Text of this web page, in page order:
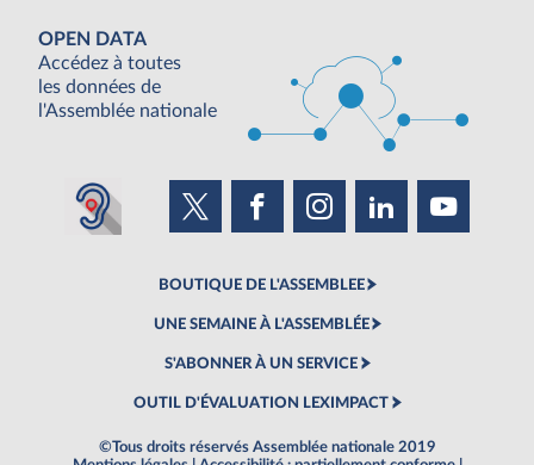
OPEN DATA
Accédez à toutes
les données de
l'Assemblée nationale
BOUTIQUE DE L'ASSEMBLEE
UNE SEMAINE À L'ASSEMBLÉE
S'ABONNER À UN SERVICE
OUTIL D'ÉVALUATION LEXIMPACT
©Tous droits réservés Assemblée nationale 2019